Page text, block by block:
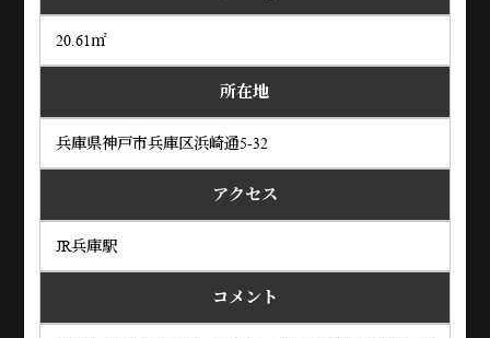
20.61㎡
所在地
兵庫県神戸市兵庫区浜崎通5-32
アクセス
JR兵庫駅
コメント